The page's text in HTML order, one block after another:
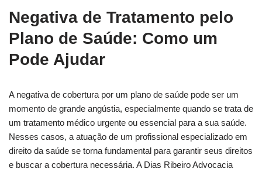
Negativa de Tratamento pelo
Plano de Saúde: Como um
Pode Ajudar
A negativa de cobertura por um plano de saúde pode ser um
momento de grande angústia, especialmente quando se trata de
um tratamento médico urgente ou essencial para a sua saúde.
Nesses casos, a atuação de um profissional especializado em
direito da saúde se torna fundamental para garantir seus direitos
e buscar a cobertura necessária. A Dias Ribeiro Advocacia